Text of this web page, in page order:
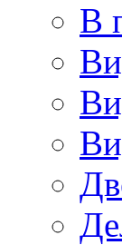
В